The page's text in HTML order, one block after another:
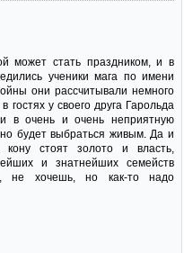
может стать праздником, и в
ученики мага по имени
они рассчитывали немного
гостях у своего друга Гарольда
в очень и очень неприятную
будет выбраться живым. Да и
стоят золото и власть,
и знатнейших семейств
не хочешь, но как-то надо